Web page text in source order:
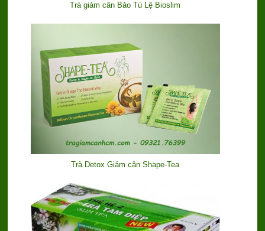
Trà giảm cân Bảo Tú Lệ Bioslim
Trà Detox Giảm cân Shape-Tea